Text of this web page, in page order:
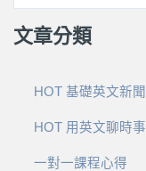
文章分類
HOT 基礎英文新聞
HOT 用英文聊時事
一對一課程心得